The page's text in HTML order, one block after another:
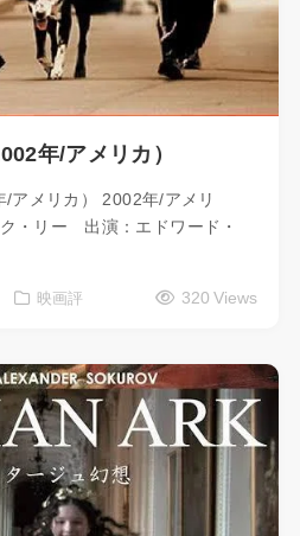
年/アメリカ）
アメリカ） 2002年/アメリ
・リー 出演：エドワード・
映画評 320 Views